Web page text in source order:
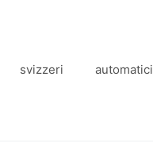
svizzeri automatici